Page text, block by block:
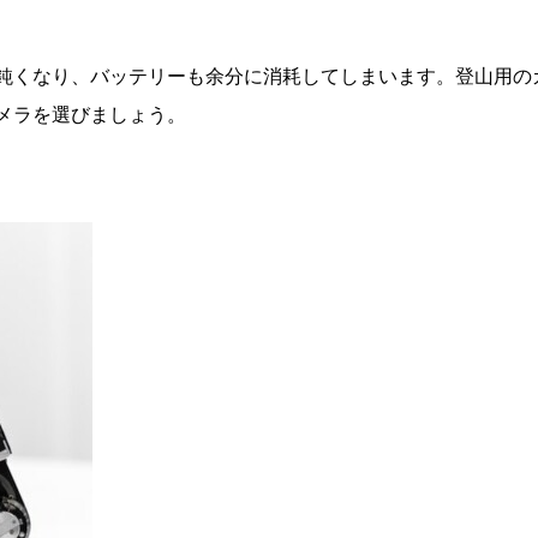
なり、バッテリーも余分に消耗してしまいます。登山用の
を選びましょう。